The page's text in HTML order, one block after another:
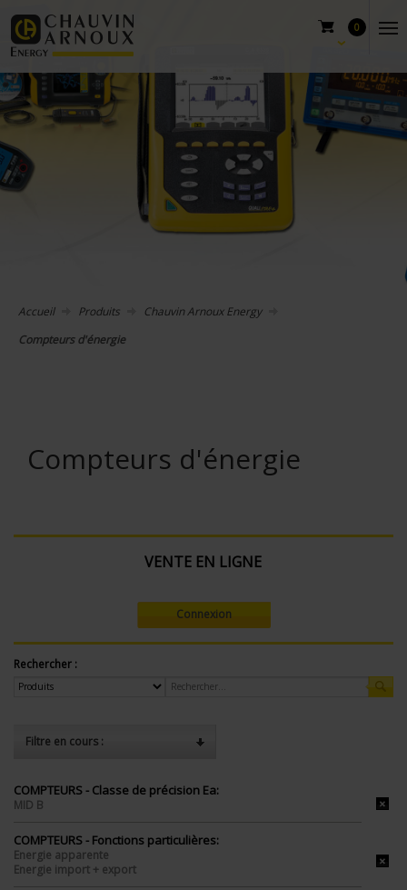
0
Accueil Produits
Chauvin Arnoux Energy
Compteurs d'énergie
Compteurs d'énergie
VENTE EN LIGNE
Connexion
Rechercher :
Filtre en cours :
COMPTEURS - Classe de précision Ea:
MID B
COMPTEURS - Fonctions particulières:
Energie apparente
Energie import + export